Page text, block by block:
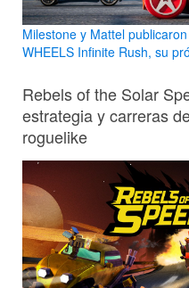
Milestone y Mattel
WHEELS Infinite Rush, su
Rebels of the Solar
estrategia y carreras
roguelike